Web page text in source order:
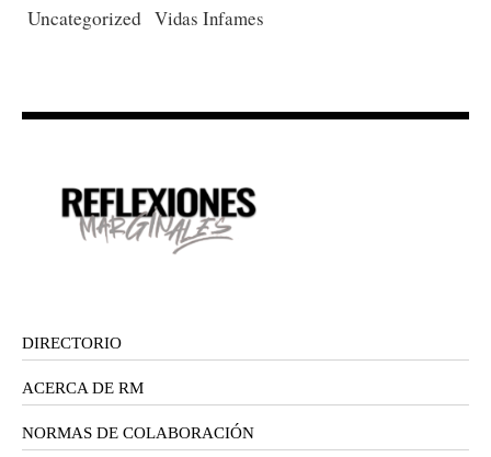
Uncategorized Vidas Infames
DIRECTORIO
ACERCA DE RM
NORMAS DE COLABORACIÓN